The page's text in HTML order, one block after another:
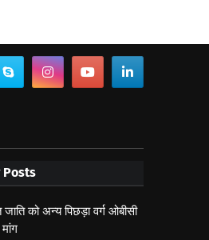
Posts
को अन्य पिछड़ा वर्ग ओबीसी